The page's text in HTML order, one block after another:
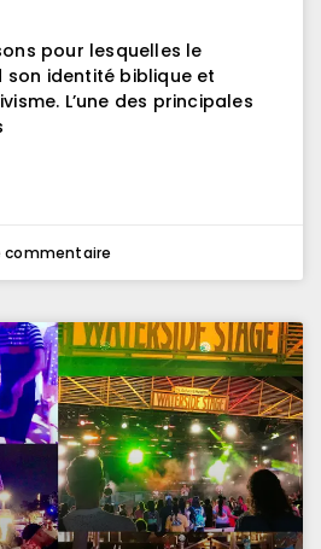
pour lesquelles le
son identité biblique et
L’une des principales
commentaire